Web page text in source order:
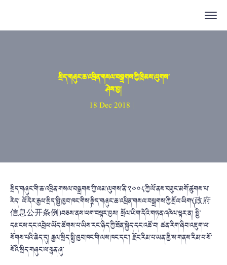
སྲིད་གཞུང་ཆ་འཕྲིན་གསལ་བསྒྲགས་ཀྱི་ཁྲིམས་ལུགས་
ཤེས་བྱ།
18 Dec 2018 |
སྲིད་གཞུང་གི་ཆ་འཕྲིན་གསལ་བསྒྲགས་ཀྱི་ལམ་ལུགས་ནི་༢༠༠༨་ཀྱི་ལོ་ནས་བཟུང་མགོ་ཚུགས་པ་
རེད། ལོ་དེར་རྒྱལ་སྲིད་སྤྱི་ཁྱབ་ཁང་གིས་༼སྲིད་གཞུང་ཆ་འཕྲིན་གསལ་བསྒྲགས་ཀྱི་སྲོལ་ཡིག་༽(政府
信息公开条例)བཅས་ནས་ལག་བསྟར་བྱས། སྲོལ་ཡིག་དེའི་གཏན་འཁེལ་ལྟར་ན། སྤྱི་
དམངས་དང་འབྲེལ་ཡོད་ཚོགས་པ་ཡིས་རང་ཉིད་ཀྱི་ཐོན་སྐྱེད་དང་འཚོ་བ། ཚན་རིག་ཞིབ་འཇུག་ལ་
སོགས་པའི་ཆེད་དུ། རྒྱལ་སྲིད་སྤྱི་ཁྱབ་ཁང་གི་ལས་ཁང་དང་། རྫོང་རིམ་པ་ཡན་གྱི་ས་གནས་རིམ་པ་སོ་
སོའི་སྲིད་གཞུང་ལ་སྙན་ཞུ་